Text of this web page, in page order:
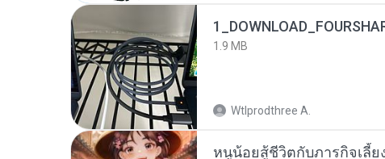
1.9 MB
Wtlprodthree A.
หนูน้อยสู้ชีวิตกับภารกิจเลี้ย